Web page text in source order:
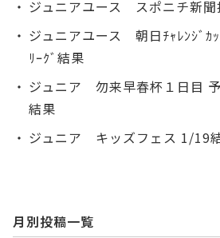
ジュニアユース スポニチ新聞
ジュニアユース 朝日ﾁｬﾚﾝｼﾞｶ
ﾘｰｸﾞ結果
ジュニア 勿来早春杯１日目 予
結果
ジュニア キッズフェス 1/19
月別投稿一覧